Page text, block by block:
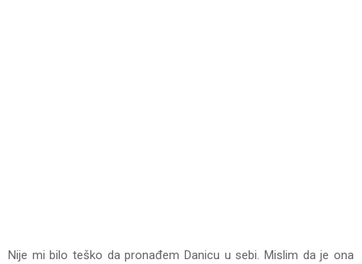
Nije mi bilo teško da pronađem Danicu u sebi. Mislim da je ona